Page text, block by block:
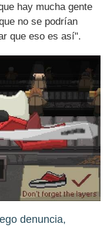
hay mucha gente
no se podrían
que eso es así".
denuncia,